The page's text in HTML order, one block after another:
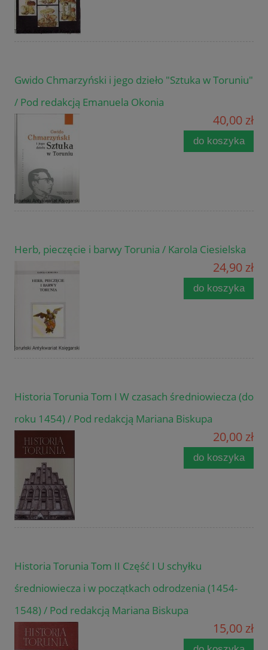
Gwido Chmarzyński i jego dzieło "Sztuka w Toruniu"
/ Pod redakcją Emanuela Okonia
40,00 zł
do koszyka
Herb, pieczęcie i barwy Torunia / Karola Ciesielska
24,90 zł
do koszyka
Historia Torunia Tom I W czasach średniowiecza (do
roku 1454) / Pod redakcją Mariana Biskupa
20,00 zł
do koszyka
Historia Torunia Tom II Część I U schyłku
średniowiecza i w początkach odrodzenia (1454-
1548) / Pod redakcją Mariana Biskupa
15,00 zł